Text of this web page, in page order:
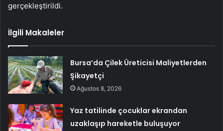
gerçekleştirildi.
İlgili Makaleler
Bursa’da Çilek Üreticisi Maliyetlerden
Şikayetçi
Ağustos 8, 2026
Yaz tatilinde çocuklar ekrandan
uzaklaşıp hareketle buluşuyor